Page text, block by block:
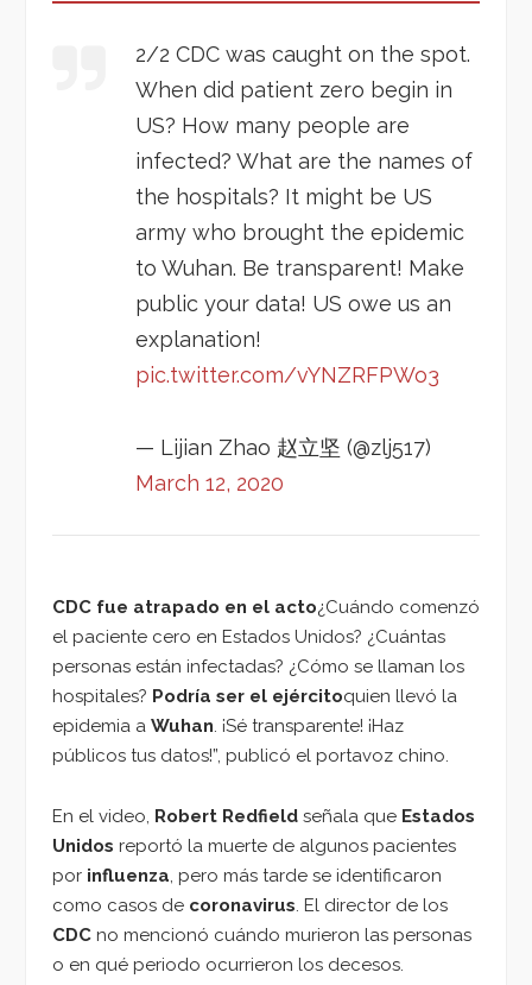
2/2 CDC was caught on the spot.
When did patient zero begin in
US? How many people are
infected? What are the names of
the hospitals? It might be US
army who brought the epidemic
to Wuhan. Be transparent! Make
public your data! US owe us an
explanation!
pic.twitter.com/vYNZRFPWo3
— Lijian Zhao 赵立坚 (@zlj517)
March 12, 2020
CDC fue atrapado en el acto¿Cuándo comenzó
el paciente cero en Estados Unidos? ¿Cuántas
personas están infectadas? ¿Cómo se llaman los
hospitales? Podría ser el ejércitoquien llevó la
epidemia a Wuhan. ¡Sé transparente! ¡Haz
públicos tus datos!”, publicó el portavoz chino.
En el video, Robert Redfield señala que Estados
Unidos reportó la muerte de algunos pacientes
por influenza, pero más tarde se identificaron
como casos de coronavirus. El director de los
CDC no mencionó cuándo murieron las personas
o en qué periodo ocurrieron los decesos.